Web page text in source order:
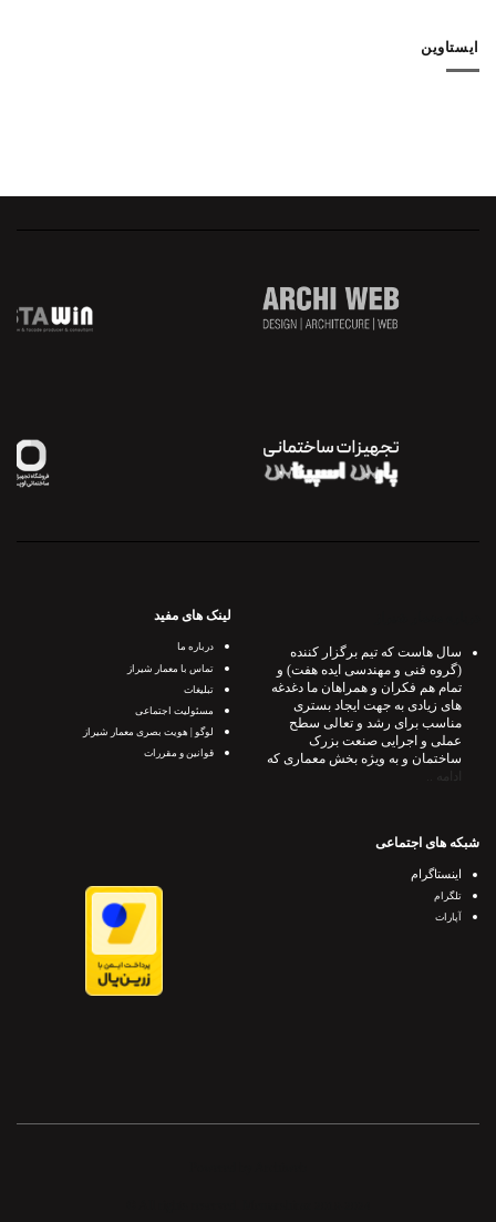
ایستاوین
سال هاست که تیم برگزار کننده
(گروه فنی و مهندسی ایده هفت) و
تمام هم فکران و همراهان ما دغدغه
های زیادی به جهت ایجاد بستری
مناسب برای رشد و تعالی سطح
عملی و اجرایی صنعت بزرک
ساختمان و به ویژه بخش معماری که
ادامه ..
لینک های مفید
درباره ما
تماس با معمار شیراز
تبلیغات
مسئولیت اجتماعی
لوگو | هویت بصری معمار شیراز
قوانین و مقررات
شبکه های اجتماعی
اینستاگرام
تلگرام
آپارات